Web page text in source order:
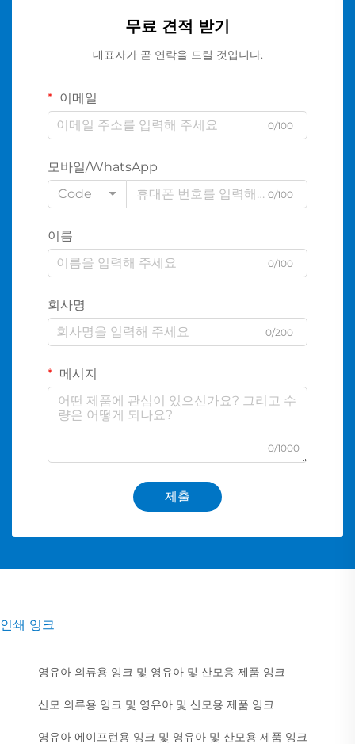
무료 견적 받기
대표자가 곧 연락을 드릴 것입니다.
이메일
0/100
모바일/WhatsApp
Code
0/100
이름
0/100
회사명
0/200
메시지
0/1000
제출
인쇄 잉크
영유아 의류용 잉크 및 영유아 및 산모용 제품 잉크
산모 의류용 잉크 및 영유아 및 산모용 제품 잉크
영유아 에이프런용 잉크 및 영유아 및 산모용 제품 잉크